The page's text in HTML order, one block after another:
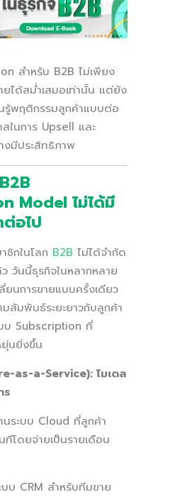
สำหรับ B2B ไม่เพียง
ยได้สม่ำเสมอเท่านั้น แต่ยัง
นรู้พฤติกรรมลูกค้าแบบต่อ
ในการ Upsell และ
มีประสิทธิภาพ
Model ไม่ได้มี
อไป
ชิกในโลก B2B ไม่ได้จำกัด
วันนี้ธุรกิจในหลากหลาย
ยนการขายแบบครั้งเดียว
มสัมพันธ์ระยะยาวกับลูกค้า
บ Subscription ที่
นยิ่งขึ้น
as-a-Service): โมเดล
ร
นระบบ Cloud ที่ลูกค้า
ทีโดยจ่ายเป็นรายเดือน
บ CRM สำหรับทีมขาย